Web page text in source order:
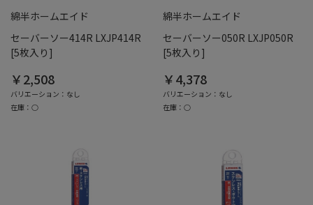
綿半ホームエイド
セーバーソー414R LXJP414R
[5枚入り]
￥2,508
バリエーション：なし
在庫：○
綿半ホームエイド
セーバーソー050R LXJP050R
[5枚入り]
￥4,378
バリエーション：なし
在庫：○